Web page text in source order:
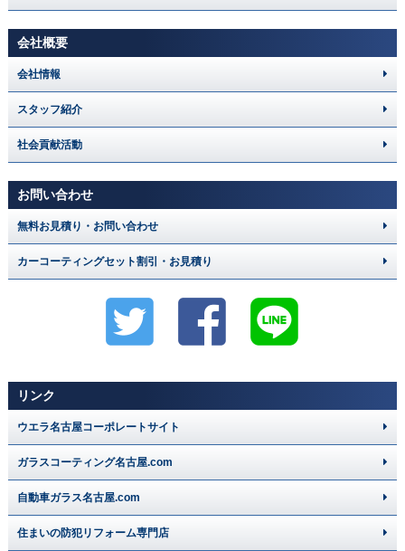
会社概要
会社情報
スタッフ紹介
社会貢献活動
お問い合わせ
無料お見積り・お問い合わせ
カーコーティングセット割引・お見積り
リンク
ウエラ名古屋コーポレートサイト
ガラスコーティング名古屋.com
自動車ガラス名古屋.com
住まいの防犯リフォーム専門店